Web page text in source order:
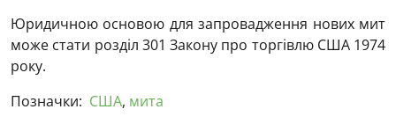
Юридичною основою для запровадження нових мит
може стати розділ 301 Закону про торгівлю США 1974
року.
Позначки: США, мита